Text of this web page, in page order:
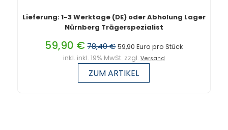
Lieferung: 1-3 Werktage (DE) oder Abholung Lager
Nürnberg Trägerspezialist
59,90 € 78,40 € 59,90 Euro pro Stück
inkl. inkl. 19% MwSt. zzgl. Versand
ZUM ARTIKEL